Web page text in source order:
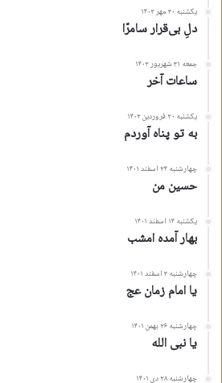
یکشنبه ۳۰ مهر ۱۴۰۲
دلِ بی‌قرار سامرّا
جمعه ۳۱ شهریور ۱۴۰۲
ساعات آخر
یکشنبه ۲۰ فروردین ۱۴۰۲
به تو پناه آوردم
چهارشنبه ۲۴ اسفند ۱۴۰۱
حسین من
یکشنبه ۱۴ اسفند ۱۴۰۱
بهار آمده امشب
چهارشنبه ۳ اسفند ۱۴۰۱
یا امام زمان عج
چهارشنبه ۲۶ بهمن ۱۴۰۱
یا نبی الله
چهارشنبه ۲۸ دی ۱۴۰۱